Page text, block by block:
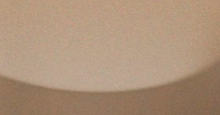
estampa alegre e delicada
palmeiras e frutas
combinadas com lindas flores